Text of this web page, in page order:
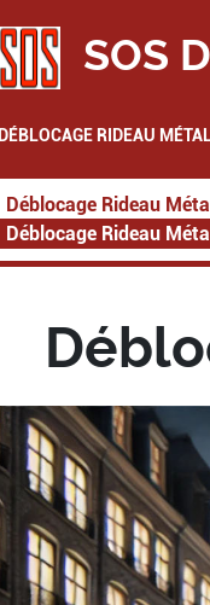
SOS
DÉBLOCAGE RIDEAU
Déblocage Rideau
Déblocage Rideau